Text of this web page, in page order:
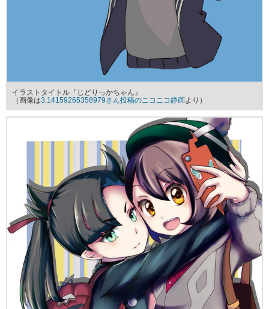
イラストタイトル『じどりっかちゃん』
（画像は3.14159265358979さん投稿のニコニコ静画より）